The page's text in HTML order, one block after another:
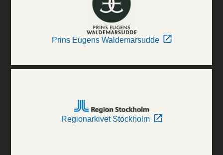
Prins Eugens Waldemarsudde
Regionarkivet Stockholm